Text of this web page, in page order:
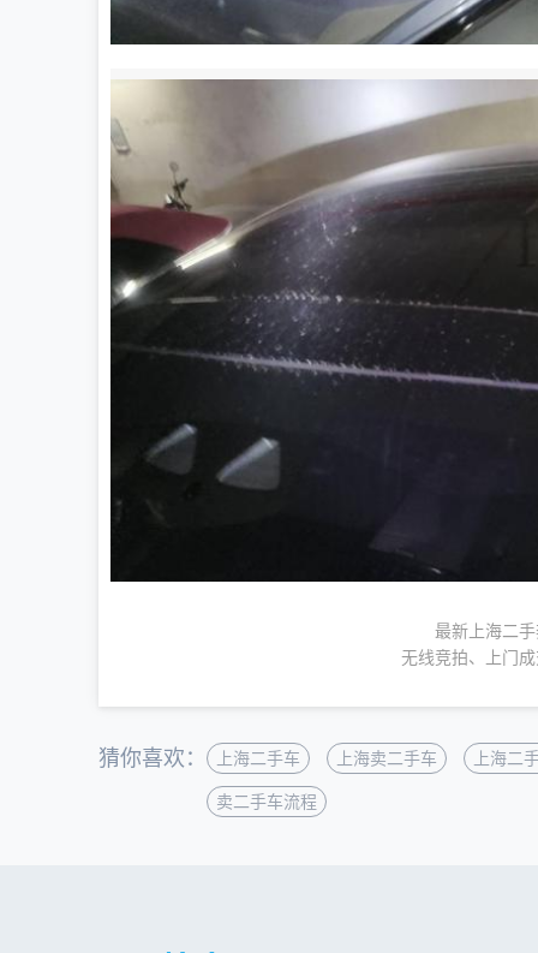
最新上海二
无线竞拍、上门
猜你喜欢： 上海二手车 上海卖二手车 上海二
卖二手车流程